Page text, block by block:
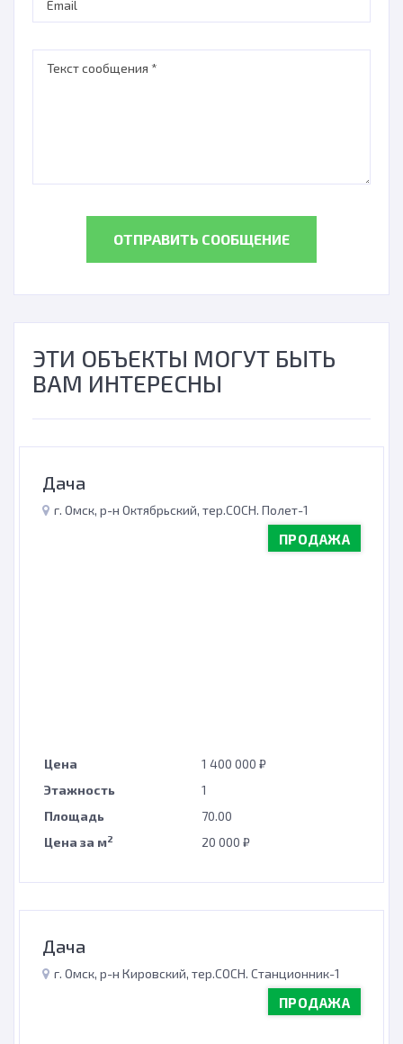
ОТПРАВИТЬ СООБЩЕНИЕ
ЭТИ ОБЪЕКТЫ МОГУТ БЫТЬ
ВАМ ИНТЕРЕСНЫ
Дача
г. Омск, р-н Октябрьский, тер.СОСН. Полет-1
ПРОДАЖА
Цена
1 400 000 ₽
Этажность
1
Площадь
70.00
Цена за м2 20 000 ₽
Дача
г. Омск, р-н Кировский, тер.СОСН. Станционник-1
ПРОДАЖА